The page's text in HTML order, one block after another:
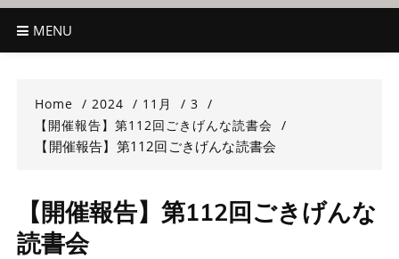
MENU
Home 2024 11月
3
【開催報告】第112回ごきげんな読書会
【開催報告】第112回ごきげんな読書会
【開催報告】第112回ごきげんな
読書会